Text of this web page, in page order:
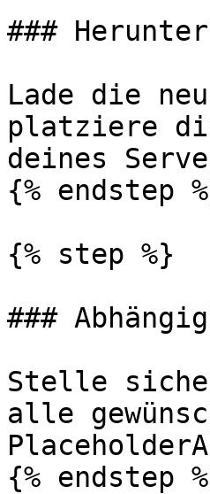
###
Lade die
platziere
deines
{% endstep
{% step %}
###
Stelle
alle
{% endstep